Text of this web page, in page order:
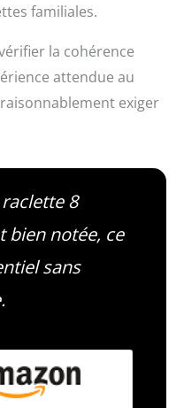
familiales.
la cohérence
attendue au
exiger
8
bien notée, ce
sans